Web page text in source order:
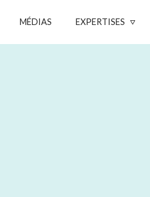
MÉDIAS EXPERTISES